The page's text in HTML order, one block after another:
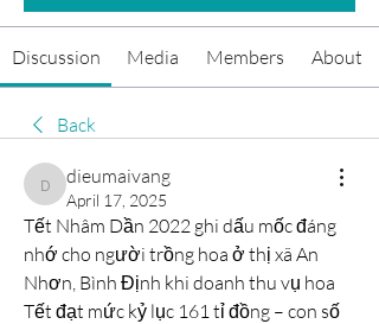
Discussion Media Members About
Back
dieumaivang
dieumaivang
April 17, 2025
Tết Nhâm Dần 2022 ghi dấu mốc đáng
nhớ cho người trồng hoa ở thị xã An
Nhơn, Bình Định khi doanh thu vụ hoa
Tết đạt mức kỷ lục 161 tỉ đồng – con số